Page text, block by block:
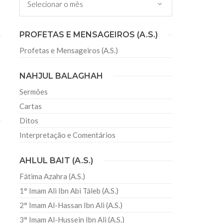
República Islâmica do Irã
o Centro Islâmico no Brasil recebeu em sua
das Relações Exteriores da República Islâmica
PROFETAS E MENSAGEIROS (A.S.)
Profetas e Mensageiros (A.S.)
NAHJUL BALAGHAH
Sermões
Cartas
Ditos
Interpretação e Comentários
AHLUL BAIT (A.S.)
Fátima Azahra (A.S.)
1° Imam Ali Ibn Abi Táleb (A.S.)
2° Imam Al-Hassan Ibn Ali (A.S.)
3° Imam Al-Hussein Ibn Ali (A.S.)